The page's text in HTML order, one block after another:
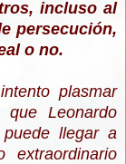
incluso al
persecución,
o no.
plasmar
Leonardo
llegar a